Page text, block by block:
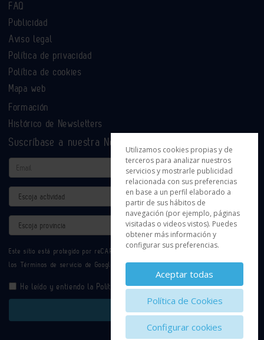
FAQ
Publicidad
Aviso legal
Política de privacidad
Política de cookies
Mapa web
Formación
Histórico de Newsletters
Suscríbase a nuestra Newsletter
Email
Actividad
Provincia
Este sitio está protegido por reCAPTCHA y se aplican la
los Términos de servicio de Google.
He leído y entiendo la Política de Privacidad
Enviar
Utilizamos cookies propias y de
terceros para analizar nuestros
servicios y mostrarle publicidad
relacionada con sus preferencias
en base a un perfil elaborado a
partir de sus hábitos de
navegación (por ejemplo, páginas
visitadas o videos vistos). Puedes
obtener más información y
configurar sus preferencias.
Aceptar todas
Política de Cookies
Configurar cookies